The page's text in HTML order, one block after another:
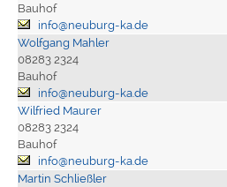
Bauhof
info@neuburg-ka.de
Wolfgang Mahler
08283 2324
Bauhof
info@neuburg-ka.de
Wilfried Maurer
08283 2324
Bauhof
info@neuburg-ka.de
Martin Schließler